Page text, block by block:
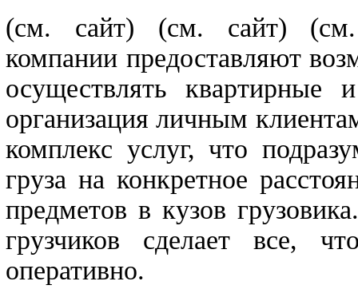
(см. сайт) (см. сайт) (см.
компании предоставляют
осуществлять квартирные
организация личным
комплекс услуг, что
груза на конкретное
предметов в кузов
грузчиков сделает все,
оперативно.